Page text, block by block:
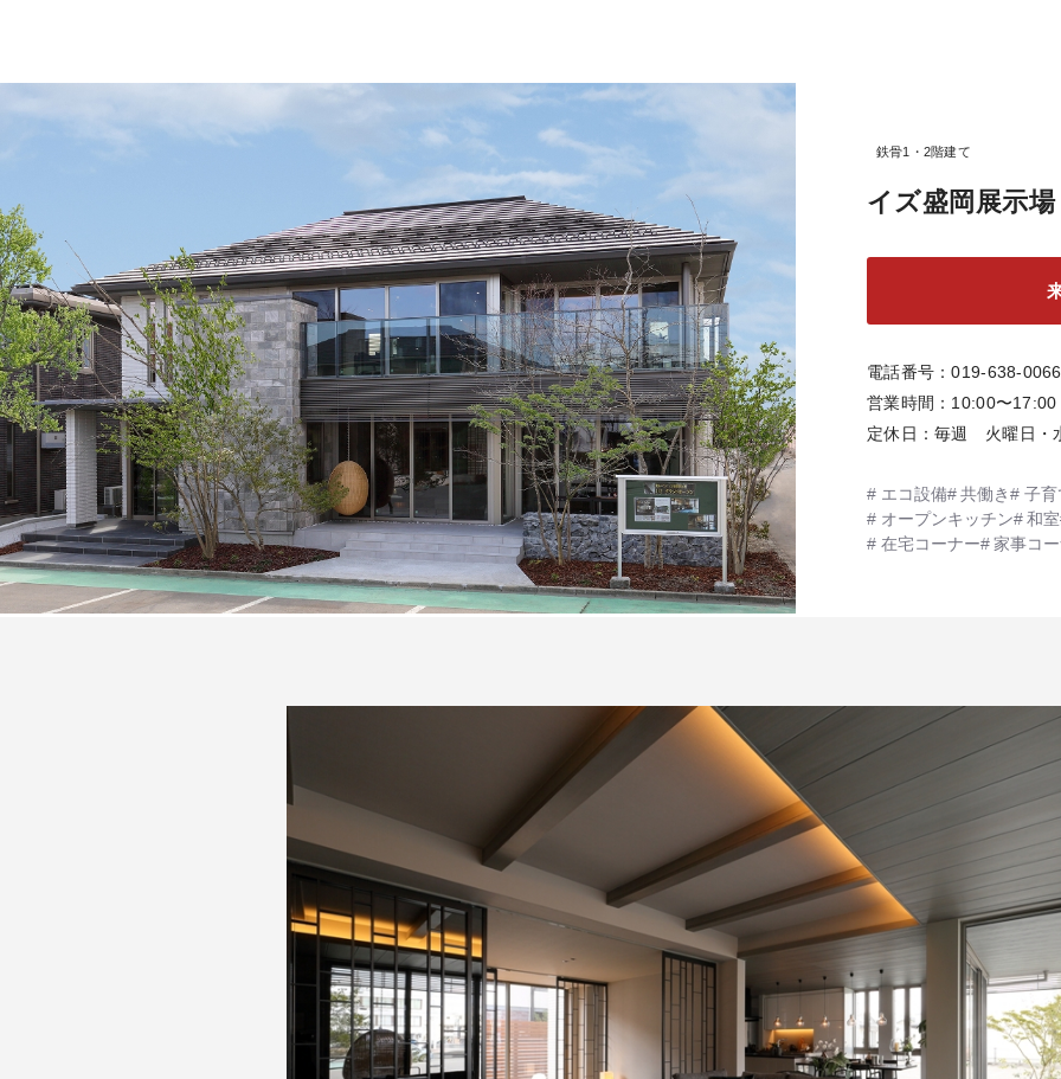
鉄骨1・2階建て
イズ盛岡展示場
電話番号
019-638-0066
営業時間
10:00〜17:00
定休日
毎週 火曜日
エコ設備 共働き
子育
オープンキッチン
和室
在宅コーナー
家事コ